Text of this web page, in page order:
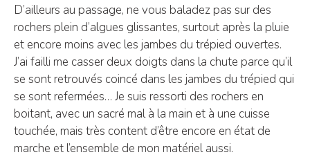
D’ailleurs au passage, ne vous baladez pas sur des
rochers plein d’algues glissantes, surtout après la pluie
et encore moins avec les jambes du trépied ouvertes.
J’ai failli me casser deux doigts dans la chute parce qu’il
se sont retrouvés coincé dans les jambes du trépied qui
se sont refermées… Je suis ressorti des rochers en
boitant, avec un sacré mal à la main et à une cuisse
touchée, mais très content d’être encore en état de
marche et l’ensemble de mon matériel aussi.